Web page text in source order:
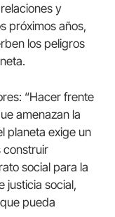
y
próximos años,
los peligros
“Hacer frente
amenazan la
planeta exige un
construir
social para la
justicia social,
pueda